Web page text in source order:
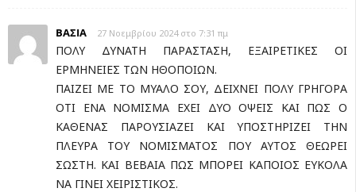
ΒΑΣΙΑ 27 Νοεμβρίου 2024 στο 7:31 πμ
ΠΟΛΥ ΔΥΝΑΤΗ ΠΑΡΑΣΤΑΣΗ, ΕΞΑΙΡΕΤΙΚΕΣ ΟΙ
ΕΡΜΗΝΕΙΕΣ ΤΩΝ ΗΘΟΠΟΙΩΝ.
ΠΑΙΖΕΙ ΜΕ ΤΟ ΜΥΑΛΟ ΣΟΥ, ΔΕΙΧΝΕΙ ΠΟΛΥ ΓΡΗΓΟΡΑ
ΟΤΙ ΕΝΑ ΝΟΜΙΣΜΑ ΕΧΕΙ ΔΥΟ ΟΨΕΙΣ ΚΑΙ ΠΩΣ Ο
ΚΑΘΕΝΑΣ ΠΑΡΟΥΣΙΑΖΕΙ ΚΑΙ ΥΠΟΣΤΗΡΙΖΕΙ ΤΗΝ
ΠΛΕΥΡΑ ΤΟΥ ΝΟΜΙΣΜΑΤΟΣ ΠΟΥ ΑΥΤΟΣ ΘΕΩΡΕΙ
ΣΩΣΤΗ. ΚΑΙ ΒΕΒΑΙΑ ΠΩΣ ΜΠΟΡΕΙ ΚΑΠΟΙΟΣ ΕΥΚΟΛΑ
ΝΑ ΓΙΝΕΙ ΧΕΙΡΙΣΤΙΚΟΣ.